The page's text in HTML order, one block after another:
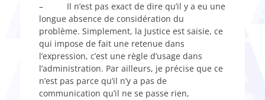
– Il n’est pas exact de dire qu’il y a eu une
longue absence de considération du
problème. Simplement, la Justice est saisie, ce
qui impose de fait une retenue dans
l’expression, c’est une règle d’usage dans
l’administration. Par ailleurs, je précise que ce
n’est pas parce qu’il n’y a pas de
communication qu’il ne se passe rien,